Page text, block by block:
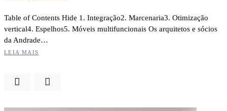
Table of Contents Hide 1. Integração2. Marcenaria3. Otimização
vertical4. Espelhos5. Móveis multifuncionais Os arquitetos e sócios
da Andrade…
LEIA MAIS